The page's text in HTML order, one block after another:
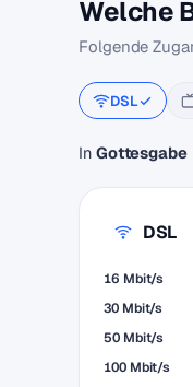
Welche
Folgende
DSL
In Gottesgabe
DSL
16 Mbit/s
30 Mbit/s
50 Mbit/s
100 Mbit/s